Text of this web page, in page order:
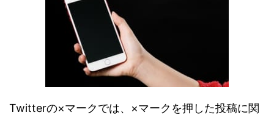
Twitterの×マークでは、×マークを押した投稿に関